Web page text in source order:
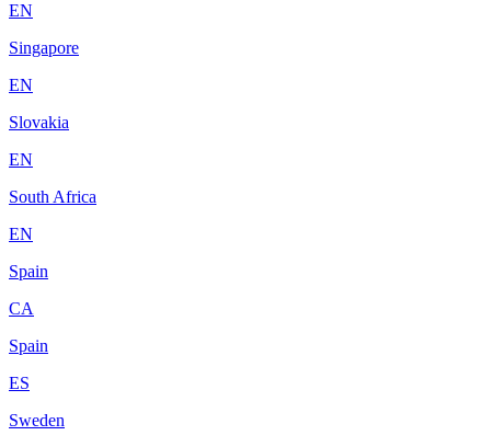
EN
Singapore
EN
Slovakia
EN
South Africa
EN
Spain
CA
Spain
ES
Sweden